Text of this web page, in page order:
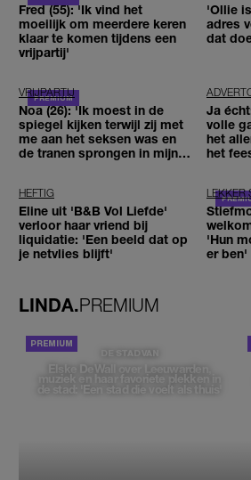
Fred (55): 'Ik vind het
moeilijk om meerdere keren
klaar te komen tijdens een
vrijpartij'
'Ollie
adres
dat
VRIJPARTIJ
Noa (26): 'Ik moest in de
spiegel kijken terwijl zij met
me aan het seksen was en
de tranen sprongen in mijn
Ja
volle
het
het
HEFTIG
Eline uit 'B&B Vol Liefde'
verloor haar vriend bij
liquidatie: 'Een beeld dat op
je netvlies blijft'
LEKKER
'Hun
er ben'
LINDA.PREMIUM
DE STAD VAN
Elske DeWall over Leeuwarden,
muziek en haar favoriete plekken in
de stad: 'Een stad die voelt als thuis'